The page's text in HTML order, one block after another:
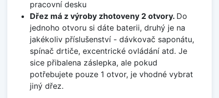
pracovní desku
Dřez má z výroby zhotoveny 2 otvory. Do
jednoho otvoru si dáte baterii, druhý je na
jakékoliv příslušenství - dávkovač saponátu,
spínač drtiče, excentrické ovládání atd. Je
sice přibalena záslepka, ale pokud
potřebujete pouze 1 otvor, je vhodné vybrat
jiný dřez.